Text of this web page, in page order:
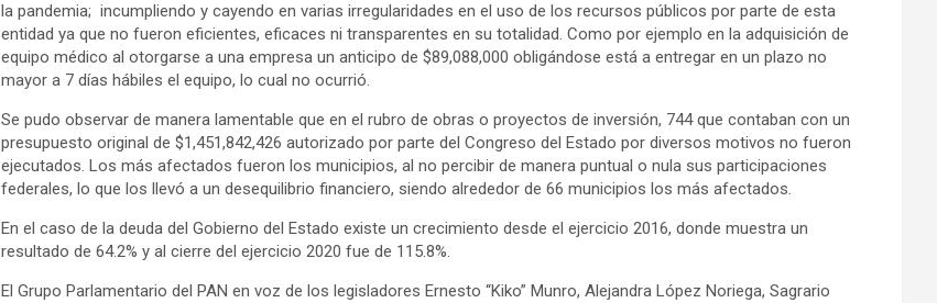
la pandemia; incumpliendo y cayendo en varias irregularidades en el uso de los recursos públicos por parte de esta
entidad ya que no fueron eficientes, eficaces ni transparentes en su totalidad. Como por ejemplo en la adquisición de
equipo médico al otorgarse a una empresa un anticipo de $89,088,000 obligándose está a entregar en un plazo no
mayor a 7 días hábiles el equipo, lo cual no ocurrió.
Se pudo observar de manera lamentable que en el rubro de obras o proyectos de inversión, 744 que contaban con un
presupuesto original de $1,451,842,426 autorizado por parte del Congreso del Estado por diversos motivos no fueron
ejecutados. Los más afectados fueron los municipios, al no percibir de manera puntual o nula sus participaciones
federales, lo que los llevó a un desequilibrio financiero, siendo alrededor de 66 municipios los más afectados.
En el caso de la deuda del Gobierno del Estado existe un crecimiento desde el ejercicio 2016, donde muestra un
resultado de 64.2% y al cierre del ejercicio 2020 fue de 115.8%.
El Grupo Parlamentario del PAN en voz de los legisladores Ernesto “Kiko” Munro, Alejandra López Noriega, Sagrario